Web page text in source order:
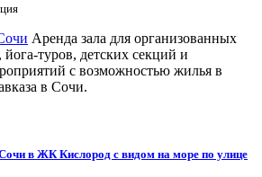
Аренда зала для организованных
йога-туров, детских секций и
с возможностью жилья в
в Сочи.
в ЖК Кислород с видом на море по улице